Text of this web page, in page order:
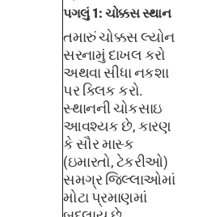
પગલું 1: ચોક્કસ સ્થાન
તમારું ચોક્કસ લ્યોન
સરનામું દાખલ કરો
અથવા સીધા નકશા
પર ક્લિક કરો.
સ્થાનની ચોકસાઇ
આવશ્યક છે, કારણ
કે સૌર માસ્ક
(ઇમારતો, ટેકરીઓ)
સમગ્ર જિલ્લાઓમાં
મોટા પ્રમાણમાં